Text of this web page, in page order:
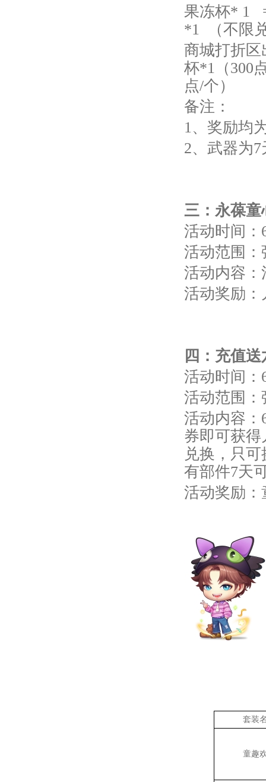
果冻杯* 1
*1 （不限
商城打折区
杯*1（300
点/个）
备注：
1、奖励均
2、武器为
三 ： 永葆童
活动时间：
活动范围
活动内容
活动奖励
四 ：充值送
活动时间：
活动范围
活动内容：
券即可获
兑换，只
有部件7天
活动奖励
套装
童趣